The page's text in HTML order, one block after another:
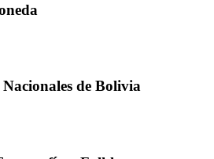
de Bolivia